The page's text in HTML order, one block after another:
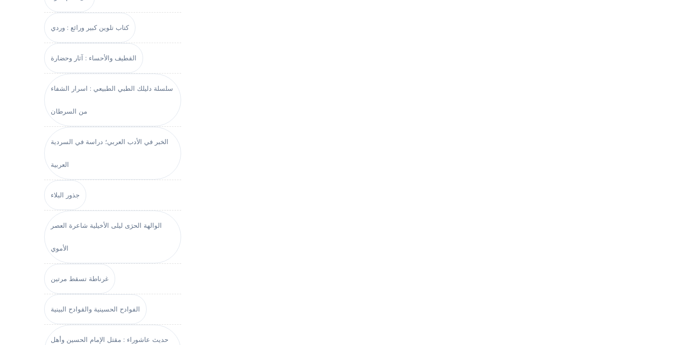
كتاب تلوين كبير ورائع : وردي
القطيف والأحساء : آثار وحضارة
سلسلة دليلك الطبي الطبيعي : اسرار الشفاء
من السرطان
الخبر في الأدب العربي؛ دراسة في السردية
العربية
جذور البلاء
الوالهة الحرَى ليلى الأخيلية شاعرة العصر
الأموي
غرناطة تسقط مرتين
الفوادح الحسينية والقوادح البينية
حديث عاشوراء : مقتل الإمام الحسين وأهل